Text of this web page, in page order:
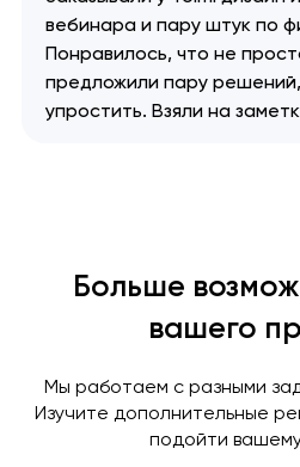
вебинара и пару штук по
Понравилось, что не
предложили пару
упростить. Взяли на
Больше
вашего
Мы работаем с разными
Изучите дополнительные
подойти